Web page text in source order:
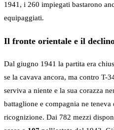
1941, i 260 impiegati bastarono
equipaggiati.
Il fronte orientale e il
Dal giugno 1941 la partita era
se la cavava ancora, ma contro T-
serviva a niente e la sua corazza
battaglione e compagnia ne
ricognizione. Dai 782 mezzi